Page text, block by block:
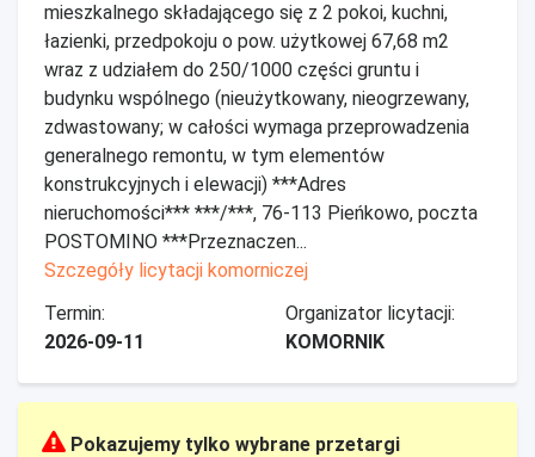
mieszkalnego składającego się z 2 pokoi, kuchni,
łazienki, przedpokoju o pow. użytkowej 67,68 m2
wraz z udziałem do 250/1000 części gruntu i
budynku wspólnego (nieużytkowany, nieogrzewany,
zdwastowany; w całości wymaga przeprowadzenia
generalnego remontu, w tym elementów
konstrukcyjnych i elewacji) ***Adres
nieruchomości*** ***/***, 76-113 Pieńkowo, poczta
POSTOMINO ***Przeznaczen...
Szczegóły licytacji komorniczej
Termin:
2026-09-11
Organizator licytacji:
KOMORNIK
Pokazujemy tylko wybrane przetargi